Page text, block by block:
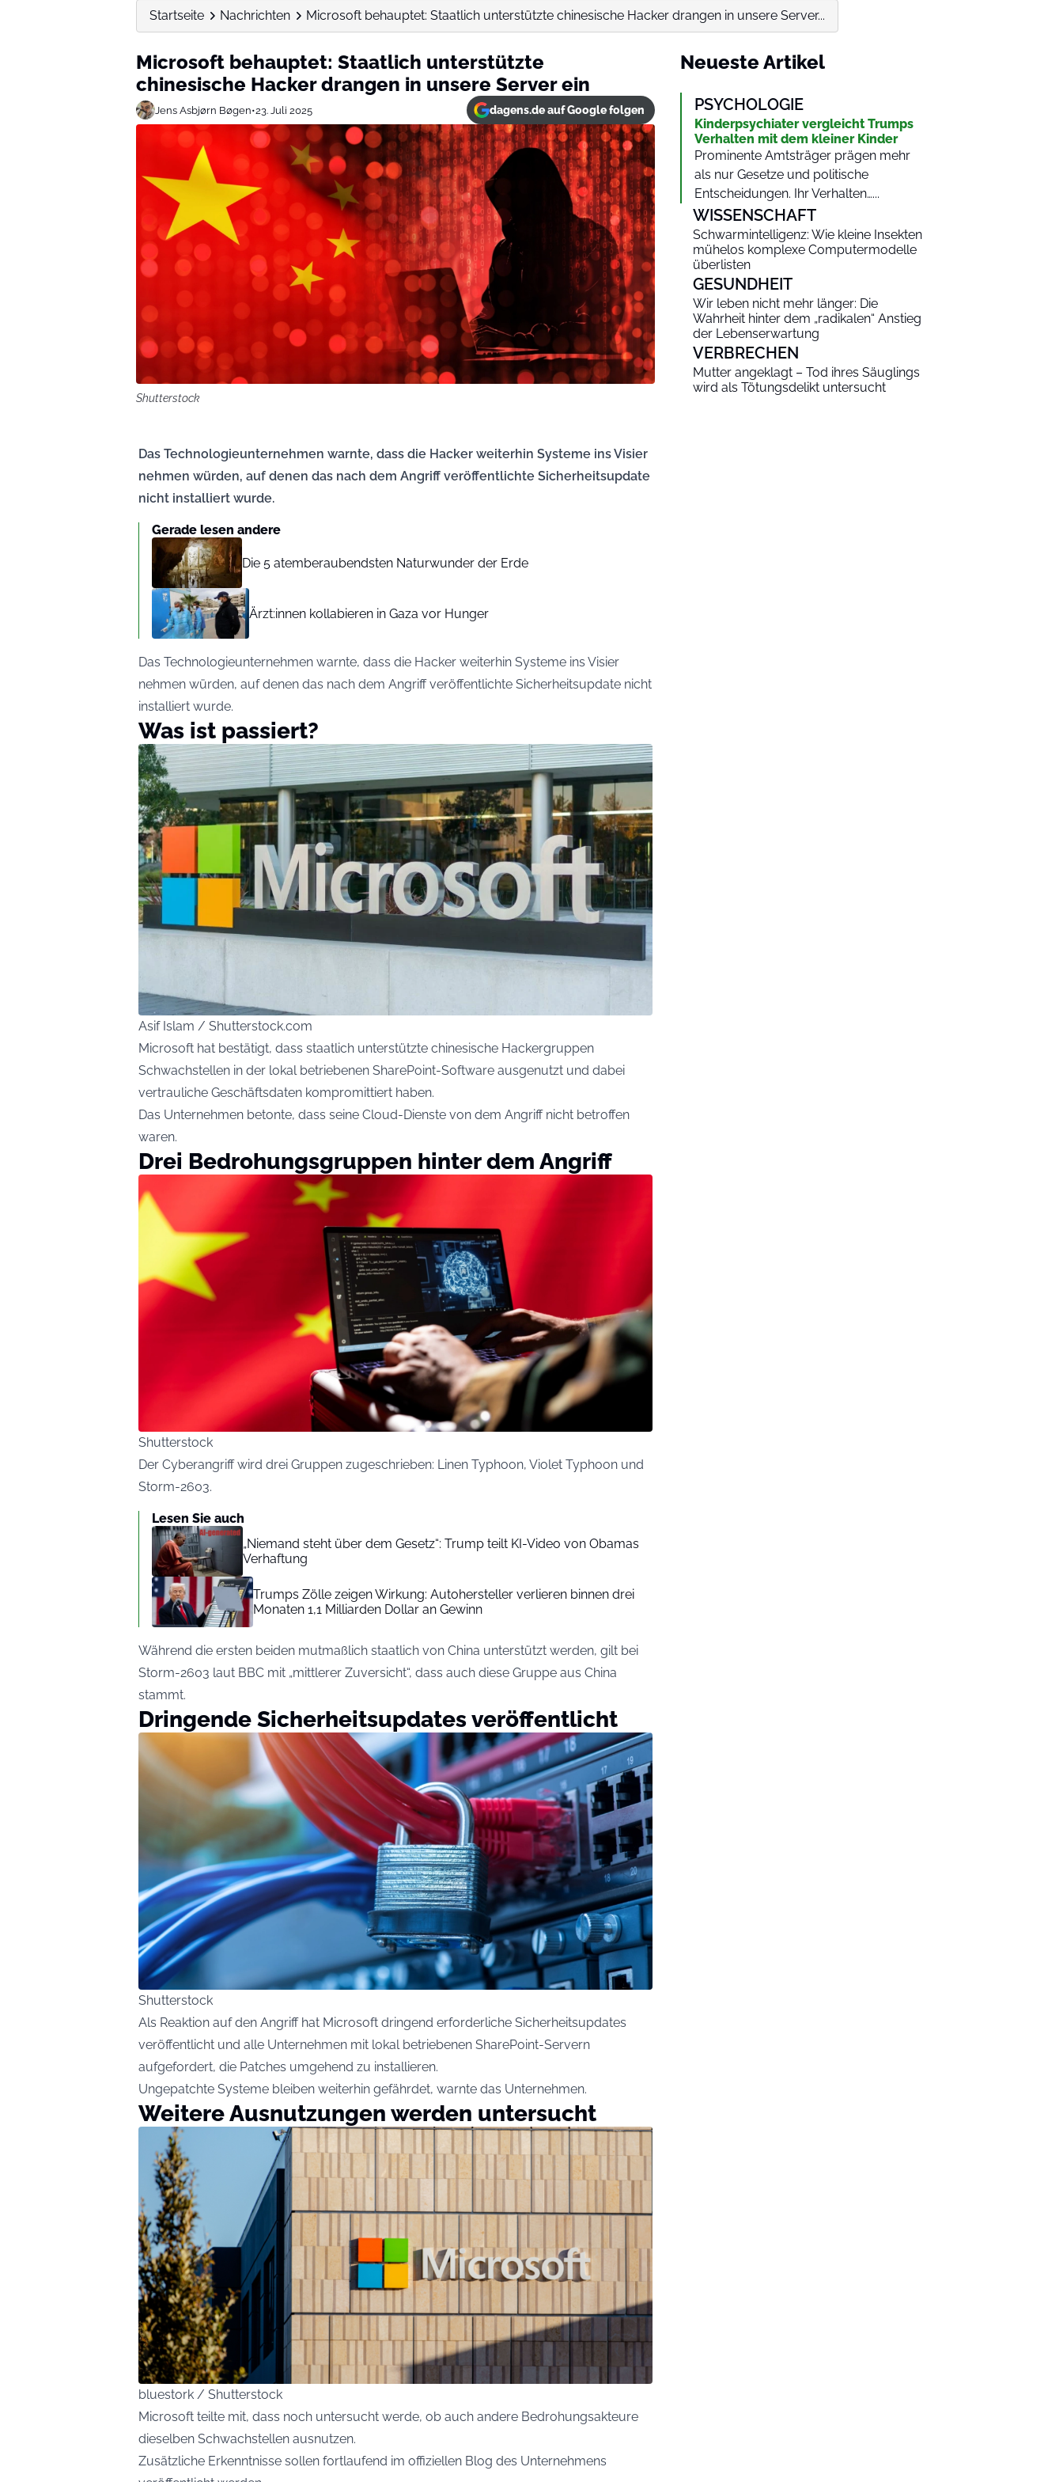
Startseite Nachrichten Microsoft behauptet: Staatlich unterstützte chinesische Hacker drangen in unsere Server...
Microsoft behauptet: Staatlich unterstützte
chinesische Hacker drangen in unsere Server ein
Jens Asbjørn Bøgen•23. Juli 2025 dagens.de auf Google folgen
Shutterstock
Das Technologieunternehmen warnte, dass die Hacker weiterhin Systeme ins Visier
nehmen würden, auf denen das nach dem Angriff veröffentlichte Sicherheitsupdate
nicht installiert wurde.
Gerade lesen andere
Die 5 atemberaubendsten Naturwunder der Erde
Ärzt:innen kollabieren in Gaza vor Hunger
Das Technologieunternehmen warnte, dass die Hacker weiterhin Systeme ins Visier
nehmen würden, auf denen das nach dem Angriff veröffentlichte Sicherheitsupdate nicht
installiert wurde.
Was ist passiert?
Asif Islam / Shutterstock.com
Microsoft hat bestätigt, dass staatlich unterstützte chinesische Hackergruppen
Schwachstellen in der lokal betriebenen SharePoint-Software ausgenutzt und dabei
vertrauliche Geschäftsdaten kompromittiert haben.
Das Unternehmen betonte, dass seine Cloud-Dienste von dem Angriff nicht betroffen
waren.
Drei Bedrohungsgruppen hinter dem Angriff
Shutterstock
Der Cyberangriff wird drei Gruppen zugeschrieben: Linen Typhoon, Violet Typhoon und
Storm-2603.
Lesen Sie auch
„Niemand steht über dem Gesetz“: Trump teilt KI-Video von Obamas
Verhaftung
Trumps Zölle zeigen Wirkung: Autohersteller verlieren binnen drei
Monaten 1,1 Milliarden Dollar an Gewinn
Während die ersten beiden mutmaßlich staatlich von China unterstützt werden, gilt bei
Storm-2603 laut BBC mit „mittlerer Zuversicht“, dass auch diese Gruppe aus China
stammt.
Dringende Sicherheitsupdates veröffentlicht
Shutterstock
Als Reaktion auf den Angriff hat Microsoft dringend erforderliche Sicherheitsupdates
veröffentlicht und alle Unternehmen mit lokal betriebenen SharePoint-Servern
aufgefordert, die Patches umgehend zu installieren.
Ungepatchte Systeme bleiben weiterhin gefährdet, warnte das Unternehmen.
Weitere Ausnutzungen werden untersucht
bluestork / Shutterstock
Microsoft teilte mit, dass noch untersucht werde, ob auch andere Bedrohungsakteure
dieselben Schwachstellen ausnutzen.
Zusätzliche Erkenntnisse sollen fortlaufend im offiziellen Blog des Unternehmens
Neueste Artikel
PSYCHOLOGIE
Kinderpsychiater vergleicht Trumps
Verhalten mit dem kleiner Kinder
Prominente Amtsträger prägen mehr
als nur Gesetze und politische
Entscheidungen. Ihr Verhalten…...
WISSENSCHAFT
Schwarmintelligenz: Wie kleine Insekten
mühelos komplexe Computermodelle
überlisten
GESUNDHEIT
Wir leben nicht mehr länger: Die
Wahrheit hinter dem „radikalen“ Anstieg
der Lebenserwartung
VERBRECHEN
Mutter angeklagt – Tod ihres Säuglings
wird als Tötungsdelikt untersucht